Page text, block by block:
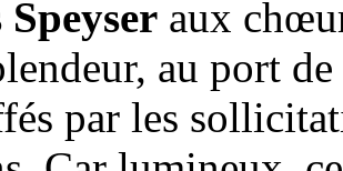
Speyser aux
au port
par les